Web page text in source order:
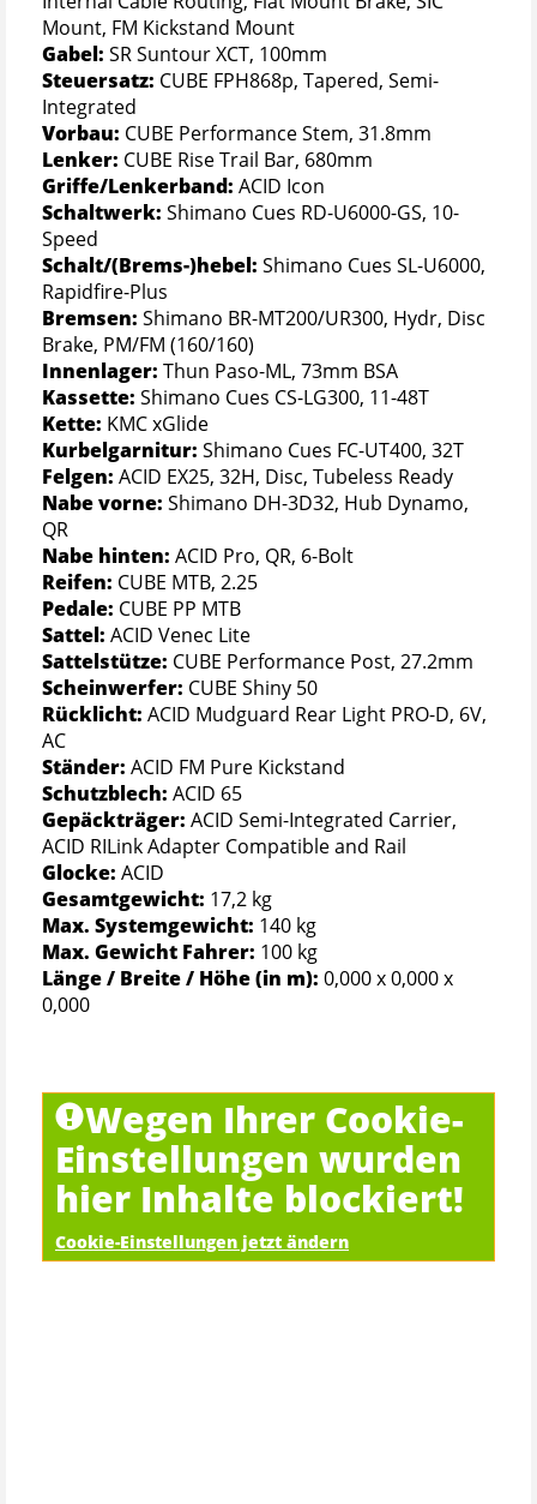
Mount, FM Kickstand Mount
Gabel: SR Suntour XCT, 100mm
Steuersatz: CUBE FPH868p, Tapered, Semi-
Integrated
Vorbau: CUBE Performance Stem, 31.8mm
Lenker: CUBE Rise Trail Bar, 680mm
Griffe/Lenkerband: ACID Icon
Schaltwerk: Shimano Cues RD-U6000-GS, 10-
Speed
Schalt/(Brems-)hebel: Shimano Cues SL-U6000,
Rapidfire-Plus
Bremsen: Shimano BR-MT200/UR300, Hydr, Disc
Brake, PM/FM (160/160)
Innenlager: Thun Paso-ML, 73mm BSA
Kassette: Shimano Cues CS-LG300, 11-48T
Kette: KMC xGlide
Kurbelgarnitur: Shimano Cues FC-UT400, 32T
Felgen: ACID EX25, 32H, Disc, Tubeless Ready
Nabe vorne: Shimano DH-3D32, Hub Dynamo,
QR
Nabe hinten: ACID Pro, QR, 6-Bolt
Reifen: CUBE MTB, 2.25
Pedale: CUBE PP MTB
Sattel: ACID Venec Lite
Sattelstütze: CUBE Performance Post, 27.2mm
Scheinwerfer: CUBE Shiny 50
Rücklicht: ACID Mudguard Rear Light PRO-D, 6V,
AC
Ständer: ACID FM Pure Kickstand
Schutzblech: ACID 65
Gepäckträger: ACID Semi-Integrated Carrier,
ACID RILink Adapter Compatible and Rail
Glocke: ACID
Gesamtgewicht: 17,2 kg
Max. Systemgewicht: 140 kg
Max. Gewicht Fahrer: 100 kg
Länge / Breite / Höhe (in m): 0,000 x 0,000 x
0,000
Wegen Ihrer Cookie-
Einstellungen wurden
hier Inhalte blockiert!
Cookie-Einstellungen jetzt ändern